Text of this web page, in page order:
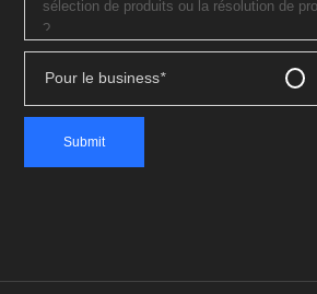
Pour le business*